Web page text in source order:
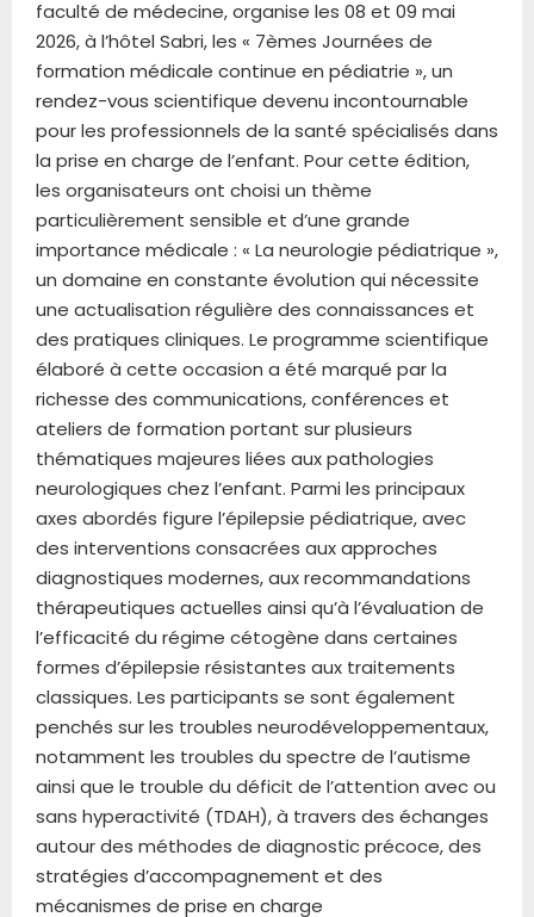
faculté de médecine, organise les 08 et 09 mai
2026, à l’hôtel Sabri, les « 7èmes Journées de
formation médicale continue en pédiatrie », un
rendez-vous scientifique devenu incontournable
pour les professionnels de la santé spécialisés dans
la prise en charge de l’enfant. Pour cette édition,
les organisateurs ont choisi un thème
particulièrement sensible et d’une grande
importance médicale : « La neurologie pédiatrique »,
un domaine en constante évolution qui nécessite
une actualisation régulière des connaissances et
des pratiques cliniques. Le programme scientifique
élaboré à cette occasion a été marqué par la
richesse des communications, conférences et
ateliers de formation portant sur plusieurs
thématiques majeures liées aux pathologies
neurologiques chez l’enfant. Parmi les principaux
axes abordés figure l’épilepsie pédiatrique, avec
des interventions consacrées aux approches
diagnostiques modernes, aux recommandations
thérapeutiques actuelles ainsi qu’à l’évaluation de
l’efficacité du régime cétogène dans certaines
formes d’épilepsie résistantes aux traitements
classiques. Les participants se sont également
penchés sur les troubles neurodéveloppementaux,
notamment les troubles du spectre de l’autisme
ainsi que le trouble du déficit de l’attention avec ou
sans hyperactivité (TDAH), à travers des échanges
autour des méthodes de diagnostic précoce, des
stratégies d’accompagnement et des
mécanismes de prise en charge